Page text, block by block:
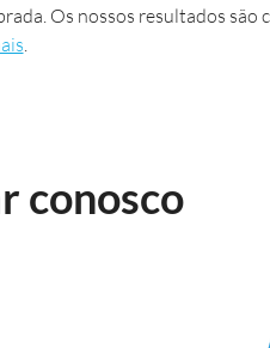
Os nossos resultados são
conosco